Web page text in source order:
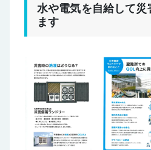
水や電気を自給して災
ます